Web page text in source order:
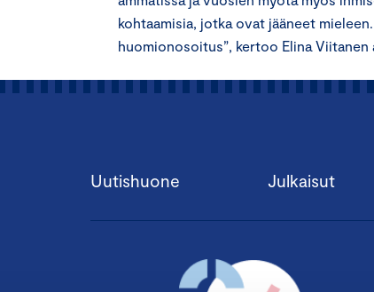
kohtaamisia, jotka ovat jääneet
huomionosoitus”, kertoo Elina Viitanen
Uutishuone Julkaisut